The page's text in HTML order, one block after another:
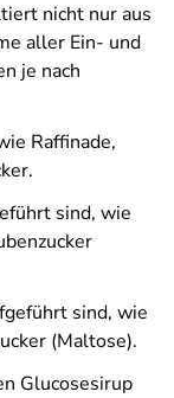
nicht nur aus
aller Ein- und
je nach
Raffinade,
sind, wie
sind, wie
(Maltose).
Glucosesirup